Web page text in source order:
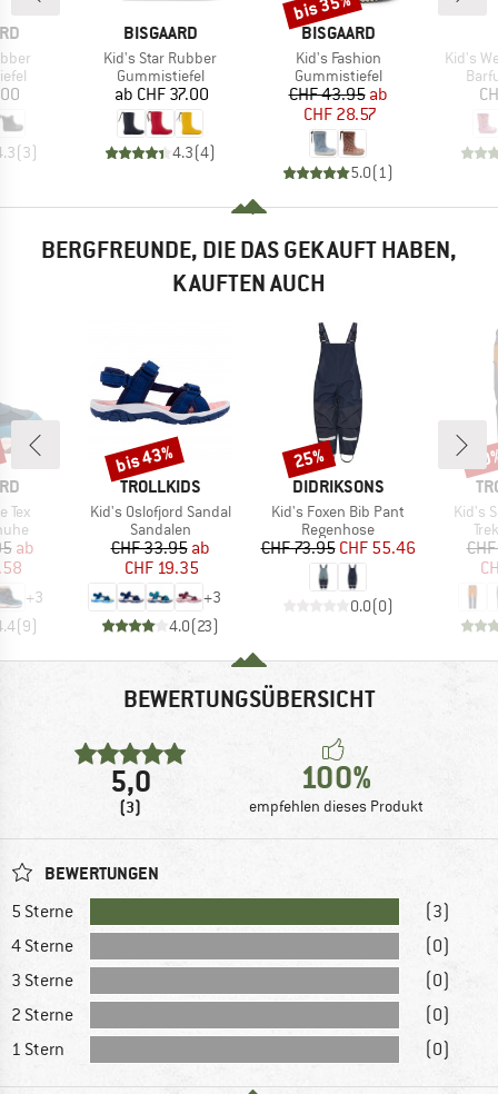
(3)
MARKE
BISGAARD
Artikel
Kid's Star Rubber
Produktgruppe
Gummistiefel
Preis
ab CHF 37.00
4.3(4)
MARKE
BISGAARD
Artikel
Kid's Fashion
Produktgruppe
Gummistiefel
Preis
CHF 43.95reduzierter Preis
ab
CHF 28.57
5.0( 1)
Artikel
Kid's
BERGFREUNDE, DIE DAS GEKAUFT HABEN,
KAUFTEN AUCH
Tex
Preis
ab
+3
(9)
MARKE
TROLLKIDS
Artikel
Kid's Oslofjord Sandal
Produktgruppe
Sandalen
Preis
CHF 33.95reduzierter Preis
ab
CHF 19.35
+3
4.0(23)
Rabatt
bis 43%
MARKE
DIDRIKSONS
Artikel
Kid's Foxen Bib Pant
Produktgruppe
Regenhose
Preis
CHF 73.95 reduzierter Preis
CHF 55.46
0.0(0)
Rabatt
25%
Artikel
Kid's
BEWERTUNGSÜBERSICHT
5,0
(3)
100%
empfehlen dieses Produkt
BEWERTUNGEN
5 Sterne
(3)
4 Sterne
(0)
3 Sterne
(0)
2 Sterne
(0)
1 Stern
(0)